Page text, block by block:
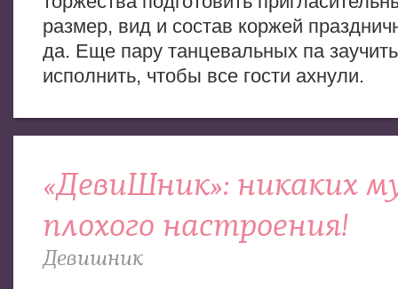
размер, вид и состав коржей
да. Еще пару танцевальных па
исполнить, чтобы все гости ахнули.
«ДевиШник»: никаких
плохого настроения!
Девишник